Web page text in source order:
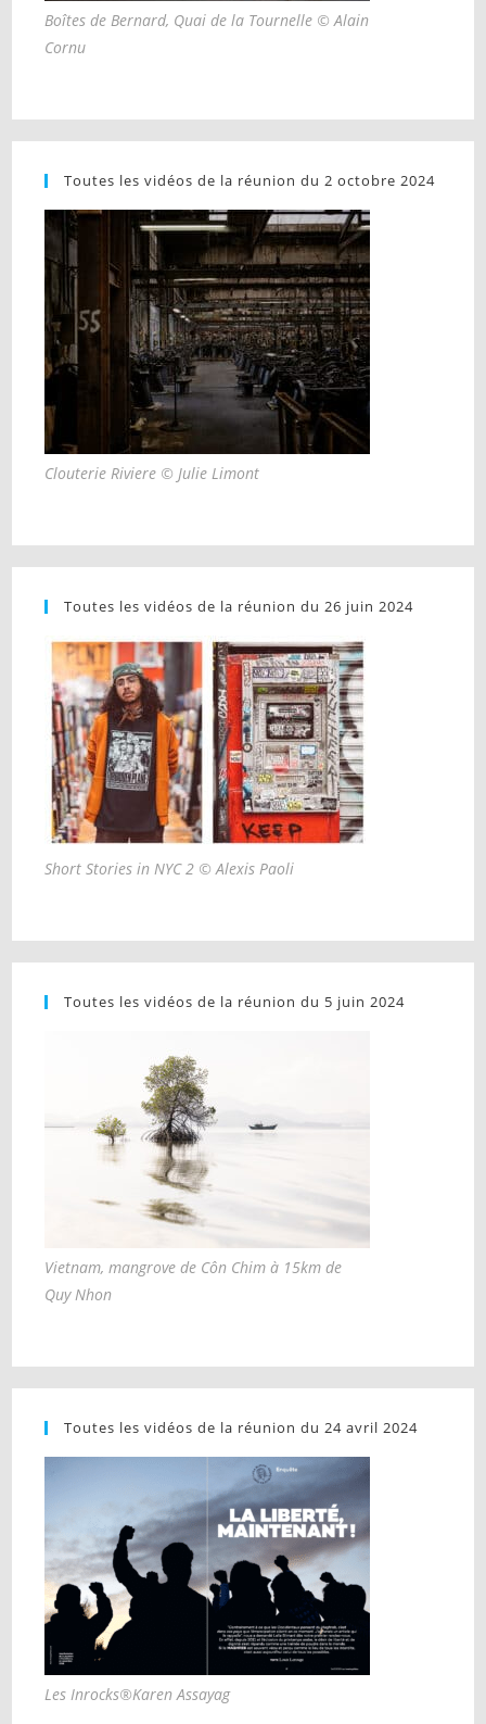
Boîtes de Bernard, Quai de la Tournelle © Alain
Cornu
Toutes les vidéos de la réunion du 2 octobre 2024
Clouterie Riviere © Julie Limont
Toutes les vidéos de la réunion du 26 juin 2024
Short Stories in NYC 2 © Alexis Paoli
Toutes les vidéos de la réunion du 5 juin 2024
Vietnam, mangrove de Côn Chim à 15km de
Quy Nhon
Toutes les vidéos de la réunion du 24 avril 2024
Les Inrocks®Karen Assayag